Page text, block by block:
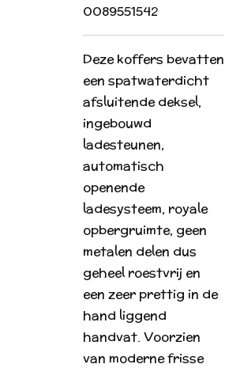
0089551542
Deze koffers bevatten
een spatwaterdicht
afsluitende deksel,
ingebouwd
ladesteunen,
automatisch
openende
ladesysteem, royale
opbergruimte, geen
metalen delen dus
geheel roestvrij en
een zeer prettig in de
hand liggend
handvat. Voorzien
van moderne frisse